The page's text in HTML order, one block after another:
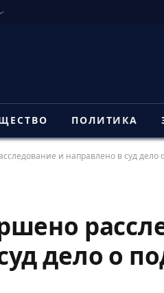
ПОЛИТИКА
и направлено в суд дело
дело о